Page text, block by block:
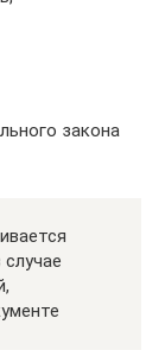
закона